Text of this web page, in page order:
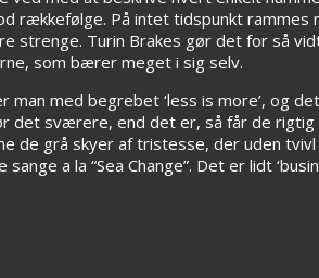
rækkefølge. På intet tidspunkt rammes
strenge. Turin Brakes gør det for så
som bærer meget i sig selv.
man med begrebet ‘less is more’, og
det sværere, end det er, så får de
de grå skyer af tristesse, der uden
a la “Sea Change”. Det er lidt